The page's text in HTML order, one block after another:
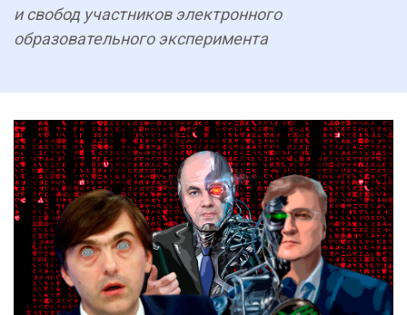
и свобод участников электронного
образовательного эксперимента